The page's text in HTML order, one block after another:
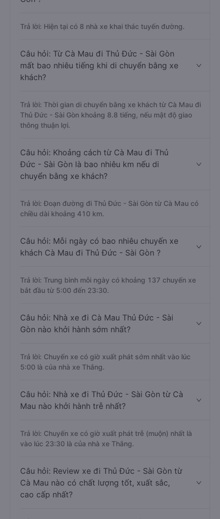
Trả lời: Hiện tại có 8 nhà xe khai thác tuyến đường.
Câu hỏi: Từ Cà Mau đi Thủ Đức - Sài Gòn
mất bao nhiêu tiếng khi di chuyển bằng xe
khách?
Trả lời: Thời gian di chuyển bằng xe khách từ Cà Mau đi
Thủ Đức - Sài Gòn khoảng 8.8 tiếng, nếu mật độ giao
thông thuận lợi.
Câu hỏi: Khoảng cách từ Cà Mau đi Thủ
Đức - Sài Gòn là bao nhiêu km nếu di
chuyển bằng xe khách?
Trả lời: Đoạn đường đi Thủ Đức - Sài Gòn từ Cà Mau có
chiều dài khoảng 410 km.
Câu hỏi: Mỗi ngày có bao nhiêu chuyến xe
khách Cà Mau đi Thủ Đức - Sài Gòn ?
Trả lời: Trung bình mỗi ngày có khoảng 137 chuyến xe
bắt đầu từ 5:00 đến 23:30.
Câu hỏi: Nhà xe đi Cà Mau Thủ Đức - Sài
Gòn nào khởi hành sớm nhất?
Trả lời: Chuyến xe có giờ xuất phát sớm nhất vào lúc
5:00 là của nhà xe Thắng.
Câu hỏi: Nhà xe đi Thủ Đức - Sài Gòn từ Cà
Mau nào khởi hành trễ nhất?
Trả lời: Chuyến xe có giờ xuất phát trễ (muộn) nhất là
vào lúc 23:30 là của nhà xe Thắng.
Câu hỏi: Review xe đi Thủ Đức - Sài Gòn từ
Cà Mau nào có chất lượng tốt, xuất sắc,
cao cấp nhất?